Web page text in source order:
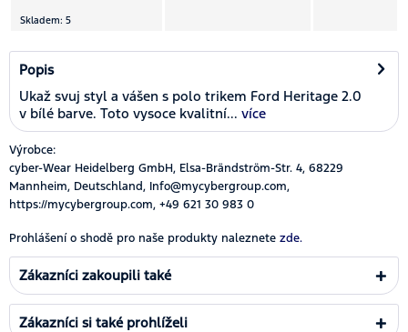
Skladem: 5
Popis
Ukaž svuj styl a vášen s polo trikem Ford Heritage 2.0
v bílé barve. Toto vysoce kvalitní... více
Výrobce:
cyber-Wear Heidelberg GmbH, Elsa-Brändström-Str. 4, 68229
Mannheim, Deutschland, Info@mycybergroup.com,
https://mycybergroup.com, +49 621 30 983 0
Prohlášení o shodě pro naše produkty naleznete zde.
Zákazníci zakoupili také
Zákazníci si také prohlíželi